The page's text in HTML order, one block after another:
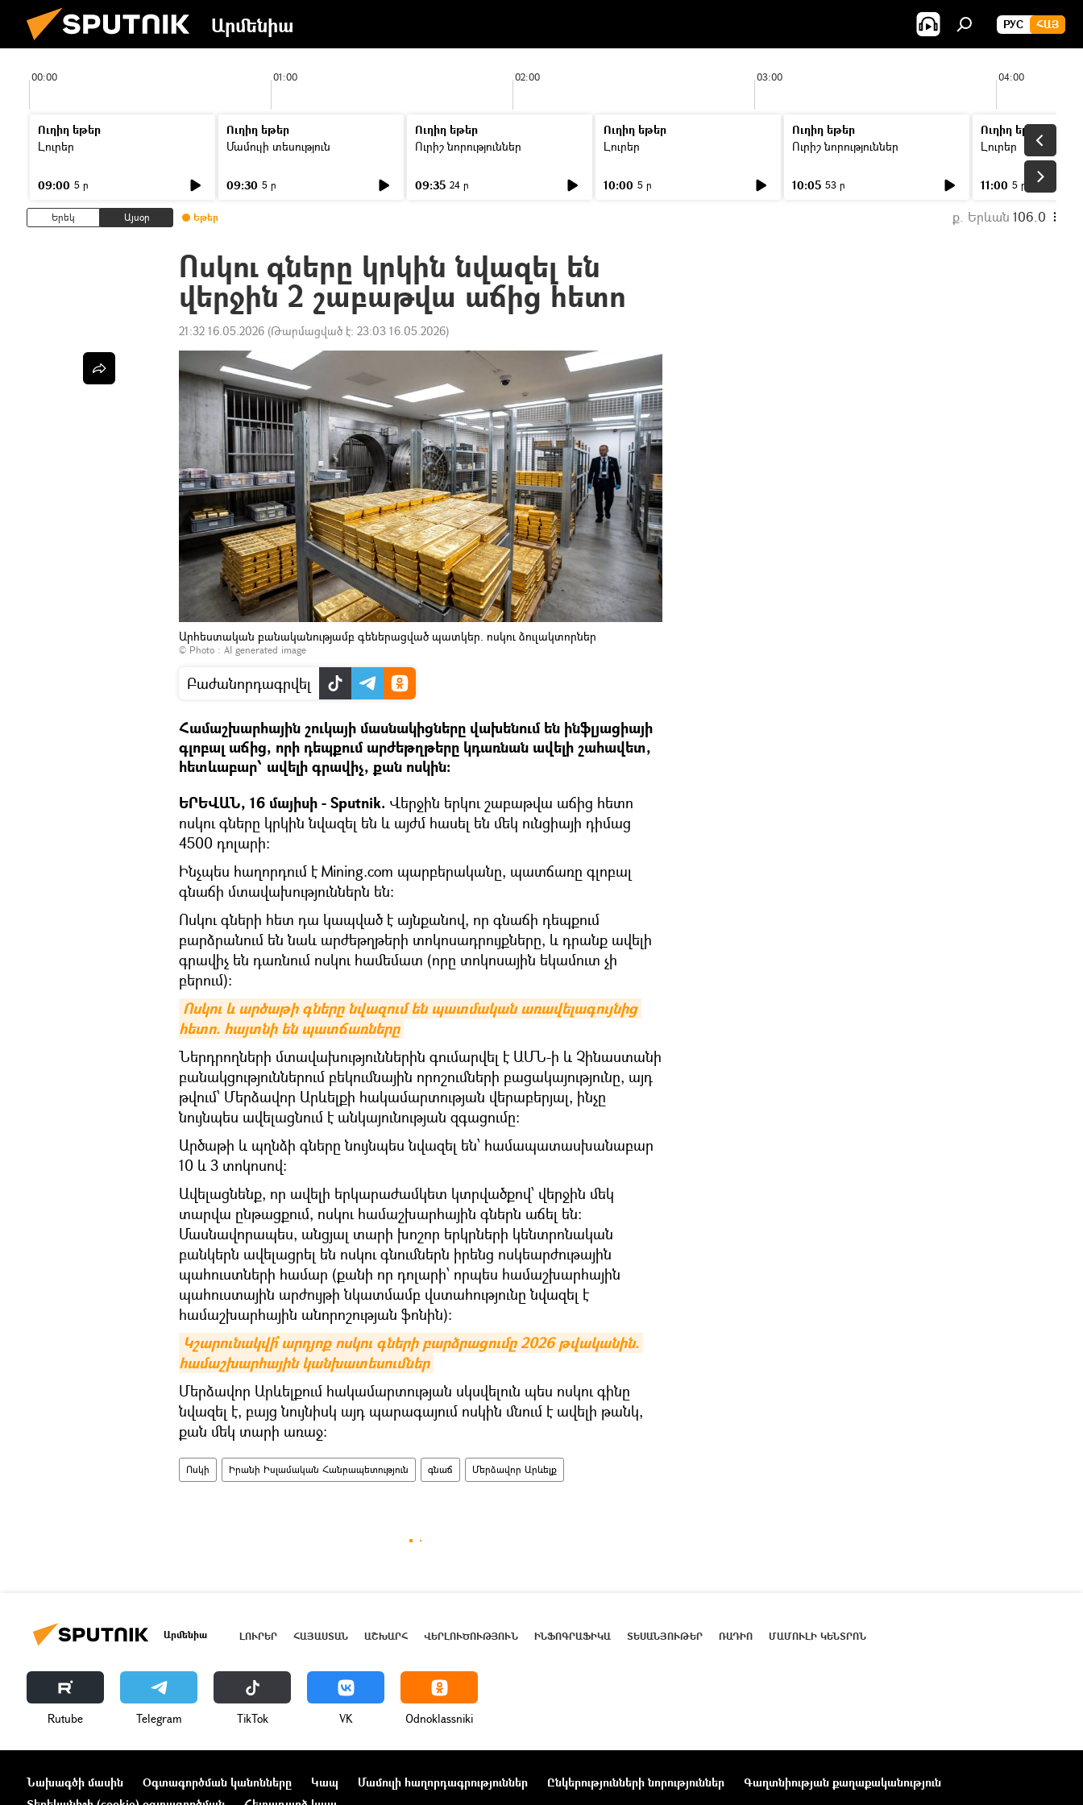
Արմենիա РУС ՀԱՅ
00:00 01:00 02:00 03:00 04:00
Ուղիղ եթեր
Լուրեր
09:00 5 ր
Ուղիղ եթեր
Մամուլի տեսություն
09:30 5 ր
Ուղիղ եթեր
Ուրիշ նորություններ
09:35 24 ր
Ուղիղ եթեր
Լուրեր
10:00 5 ր
Ուղիղ եթեր
Ուրիշ նորություններ
10:05 53 ր
Ուղիղ եթեր
Լուրեր
11:00 5 ր
Երեկ Այսօր Եթեր ք. Երևան 106.0
Ոսկու գները կրկին նվազել են
վերջին 2 շաբաթվա աճից հետո
21:32 16.05.2026 (Թարմացված է: 23:03 16.05.2026)
Արհեստական բանականությամբ գեներացված պատկեր. ոսկու ձուլակտորներ
© Photo : AI generated image
Բաժանորդագրվել
Համաշխարհային շուկայի մասնակիցները վախենում են ինֆլյացիայի
գլոբալ աճից, որի դեպքում արժեթղթերը կդառնան ավելի շահավետ,
հետևաբար՝ ավելի գրավիչ, քան ոսկին։
ԵՐԵՎԱՆ, 16 մայիսի - Sputnik. Վերջին երկու շաբաթվա աճից հետո
ոսկու գները կրկին նվազել են և այժմ հասել են մեկ ունցիայի դիմաց
4500 դոլարի:
Ինչպես հաղորդում է Mining.com պարբերականը, պատճառը գլոբալ
գնաճի մտավախություններն են։
Ոսկու գների հետ դա կապված է այնքանով, որ գնաճի դեպքում
բարձրանում են նաև արժեթղթերի տոկոսադրույքները, և դրանք ավելի
գրավիչ են դառնում ոսկու համեմատ (որը տոկոսային եկամուտ չի
բերում):
Ոսկու և արծաթի գները նվազում են պատմական առավելագույնից
հետո. հայտնի են պատճառները
Ներդրողների մտավախություններին գումարվել է ԱՄՆ-ի և Չինաստանի
բանակցություններում բեկումնային որոշումների բացակայությունը, այդ
թվում՝ Մերձավոր Արևելքի հակամարտության վերաբերյալ, ինչը
նույնպես ավելացնում է անկայունության զգացումը։
Արծաթի և պղնձի գները նույնպես նվազել են՝ համապատասխանաբար
10 և 3 տոկոսով։
Ավելացնենք, որ ավելի երկարաժամկետ կտրվածքով՝ վերջին մեկ
տարվա ընթացքում, ոսկու համաշխարհային գներն աճել են։
Մասնավորապես, անցյալ տարի խոշոր երկրների կենտրոնական
բանկերն ավելացրել են ոսկու գնումներն իրենց ոսկեարժութային
պահուստների համար (քանի որ դոլարի՝ որպես համաշխարհային
պահուստային արժույթի նկատմամբ վստահությունը նվազել է
համաշխարհային անորոշության ֆոնին)։
Կշարունակվի՞ արդյոք ոսկու գների բարձրացումը 2026 թվականին.
համաշխարհային կանխատեսումներ
Մերձավոր Արևելքում հակամարտության սկսվելուն պես ոսկու գինը
նվազել է, բայց նույնիսկ այդ պարագայում ոսկին մնում է ավելի թանկ,
քան մեկ տարի առաջ։
Ոսկի Իրանի Իսլամական Հանրապետություն գնաճ Մերձավոր Արևելք
Արմենիա ԼՈՒՐԵՐ ՀԱՅԱՍՏԱՆ ԱՇԽԱՐՀ ՎԵՐԼՈՒԾՈՒԹՅՈՒՆ ԻՆՖՈԳՐԱՖԻԿԱ ՏԵՍԱՆՅՈՒԹԵՐ ՌԱԴԻՈ ՄԱՄՈՒԼԻ ԿԵՆՏՐՈՆ
Rutube Telegram ТikТоk VK Odnoklassniki
Նախագծի մասին Օգտագործման կանոնները Կապ Մամուլի հաղորդագրություններ Ընկերությունների նորություններ
Գաղտնիության քաղաքականություն